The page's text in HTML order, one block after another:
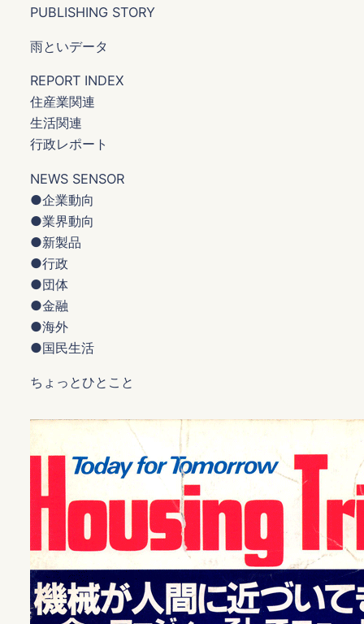
PUBLISHING STORY
雨といデータ
REPORT INDEX
住産業関連
生活関連
行政レポート
NEWS SENSOR
●企業動向
●業界動向
●新製品
●行政
●団体
●金融
●海外
●国民生活
ちょっとひとこと